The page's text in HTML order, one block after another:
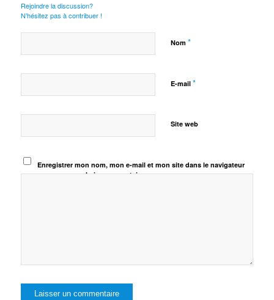
Rejoindre la discussion?
N’hésitez pas à contribuer !
Nom *
E-mail *
Site web
Enregistrer mon nom, mon e-mail et mon site dans le navigateur
pour mon prochain commentaire.